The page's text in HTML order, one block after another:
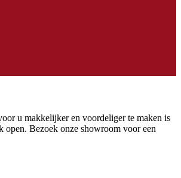
u makkelijker en voordeliger te maken is
Bezoek onze showroom voor een